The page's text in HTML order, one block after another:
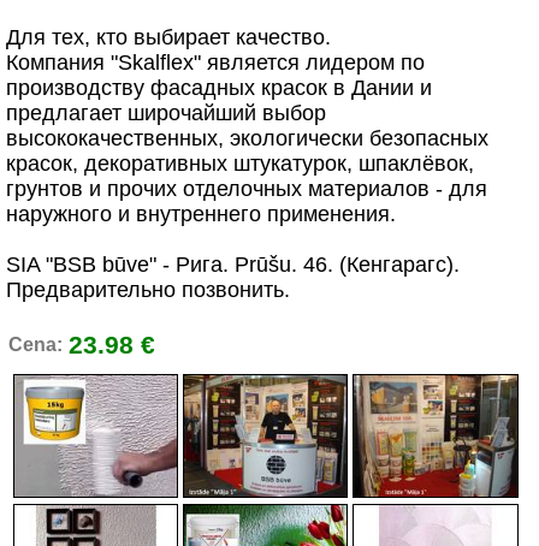
Для тех, кто выбирает качество.
Компания "Skalflex" является лидером по
производству фасадных красок в Дании и
предлагает широчайший выбор
высококачественных, экологически безопасных
красок, декоративных штукатурок, шпаклёвок,
грунтов и прочих отделочных материалов - для
наружного и внутреннего применения.
SIA "BSB būve" - Рига. Prūšu. 46. (Кенгарагс).
Предварительно позвонить.
Cena: 23.98 €